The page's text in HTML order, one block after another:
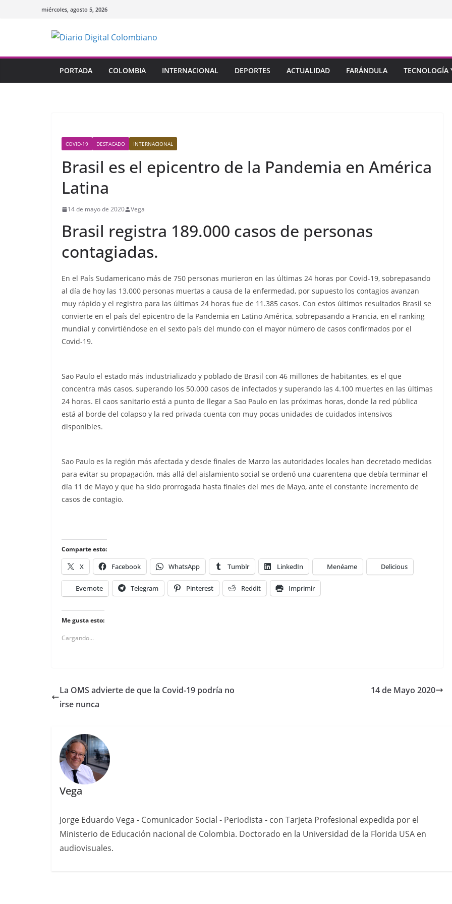
miércoles, agosto 5, 2026
PORTADA COLOMBIA INTERNACIONAL DEPORTES ACTUALIDAD FARÁNDULA TECNOLOGÍA
COVID-19 DESTACADO INTERNACIONAL
Brasil es el epicentro de la Pandemia en América
Latina
14 de mayo de 2020 Vega
Brasil registra 189.000 casos de personas
contagiadas.
En el País Sudamericano más de 750 personas murieron en las últimas 24 horas por Covid-19, sobrepasando
al día de hoy las 13.000 personas muertas a causa de la enfermedad, por supuesto los contagios avanzan
muy rápido y el registro para las últimas 24 horas fue de 11.385 casos. Con estos últimos resultados Brasil se
convierte en el país del epicentro de la Pandemia en Latino América, sobrepasando a Francia, en el ranking
mundial y convirtiéndose en el sexto país del mundo con el mayor número de casos confirmados por el
Covid-19.
Sao Paulo el estado más industrializado y poblado de Brasil con 46 millones de habitantes, es el que
concentra más casos, superando los 50.000 casos de infectados y superando las 4.100 muertes en las últimas
24 horas. El caos sanitario está a punto de llegar a Sao Paulo en las próximas horas, donde la red pública
está al borde del colapso y la red privada cuenta con muy pocas unidades de cuidados intensivos
disponibles.
Sao Paulo es la región más afectada y desde finales de Marzo las autoridades locales han decretado medidas
para evitar su propagación, más allá del aislamiento social se ordenó una cuarentena que debía terminar el
día 11 de Mayo y que ha sido prorrogada hasta finales del mes de Mayo, ante el constante incremento de
casos de contagio.
Comparte esto:
X Facebook WhatsApp Tumblr LinkedIn Menéame Delicious
Evernote Telegram Pinterest Reddit Imprimir
Me gusta esto:
Cargando...
La OMS advierte de que la Covid-19 podría no
irse nunca
14 de Mayo 2020
Vega
Jorge Eduardo Vega - Comunicador Social - Periodista - con Tarjeta Profesional expedida por el
Ministerio de Educación nacional de Colombia. Doctorado en la Universidad de la Florida USA en
audiovisuales.